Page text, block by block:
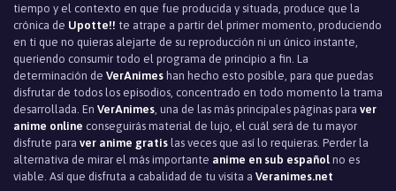
tiempo y el contexto en que fue producida y situada, produce que la
crónica de Upotte!! te atrape a partir del primer momento, produciendo
en ti que no quieras alejarte de su reproducción ni un único instante,
queriendo consumir todo el programa de principio a fin. La
determinación de VerAnimes han hecho esto posible, para que puedas
disfrutar de todos los episodios, concentrado en todo momento la trama
desarrollada. En VerAnimes , una de las más principales páginas para ver
anime online conseguirás material de lujo, el cuál será de tu mayor
disfrute para ver anime gratis las veces que así lo requieras. Perder la
alternativa de mirar el más importante anime en sub español no es
viable. Así que disfruta a cabalidad de tu visita a Veranimes.net